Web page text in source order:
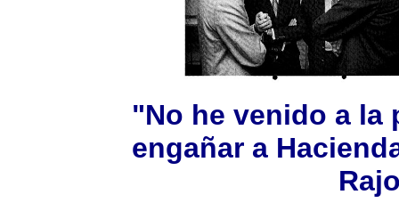
"No he venido a la
engañar a